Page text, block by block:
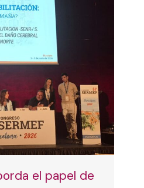
el papel de